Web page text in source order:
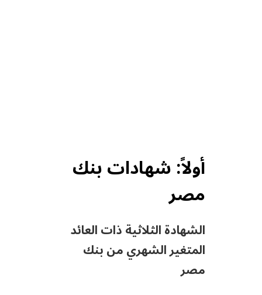
أولاً: شهادات بنك
مصر
الشهادة الثلاثية ذات العائد
المتغير الشهري من بنك
مصر